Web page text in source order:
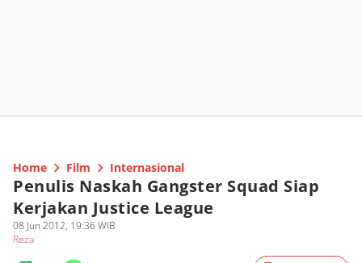
Home Film Internasional
Penulis Naskah Gangster Squad Siap
Kerjakan Justice League
08 Jun 2012, 19:36 WIB
Reza